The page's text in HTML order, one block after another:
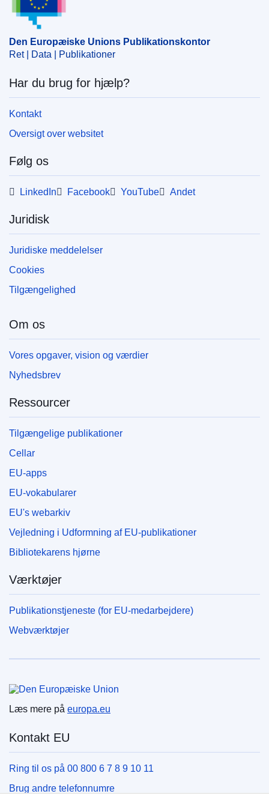
levnedsmiddeltilsyn
svin
CELEX : 22024D0470
OJ : L_202400470
pdfa2a
Den Europæiske Unions Publikationskontor
Ret | Data | Publikationer
Har du brug for hjælp?
Kontakt
Oversigt over websitet
Følg os
LinkedIn Facebook YouTube Andet
Juridisk
Juridiske meddelelser
Cookies
Tilgængelighed
Om os
Vores opgaver, vision og værdier
Nyhedsbrev
Ressourcer
Tilgængelige publikationer
Cellar
EU-apps
EU-vokabularer
EU's webarkiv
Vejledning i Udformning af EU-publikationer
Bibliotekarens hjørne
Værktøjer
Publikationstjeneste (for EU-medarbejdere)
Webværktøjer
Den Europæiske Union
Læs mere på europa.eu
Kontakt EU
Ring til os på 00 800 6 7 8 9 10 11
Brug andre telefonnumre